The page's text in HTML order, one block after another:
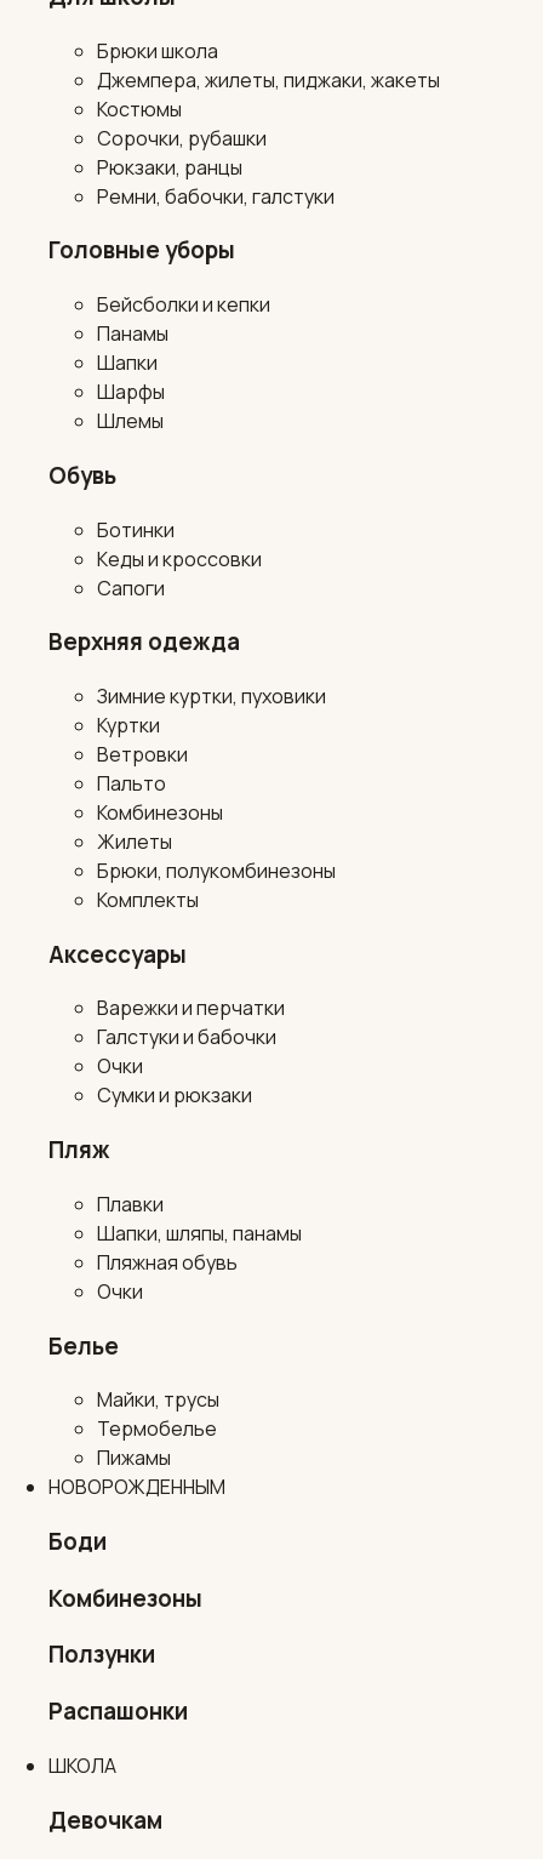
Брюки школа
Джемпера, жилеты, пиджаки, жакеты
Костюмы
Сорочки, рубашки
Рюкзаки, ранцы
Ремни, бабочки, галстуки
Головные уборы
Бейсболки и кепки
Панамы
Шапки
Шарфы
Шлемы
Обувь
Ботинки
Кеды и кроссовки
Сапоги
Верхняя одежда
Зимние куртки, пуховики
Куртки
Ветровки
Пальто
Комбинезоны
Жилеты
Брюки, полукомбинезоны
Комплекты
Аксессуары
Варежки и перчатки
Галстуки и бабочки
Очки
Сумки и рюкзаки
Пляж
Плавки
Шапки, шляпы, панамы
Пляжная обувь
Очки
Белье
Майки, трусы
Термобелье
Пижамы
НОВОРОЖДЕННЫМ
Боди
Комбинезоны
Ползунки
Распашонки
ШКОЛА
Девочкам